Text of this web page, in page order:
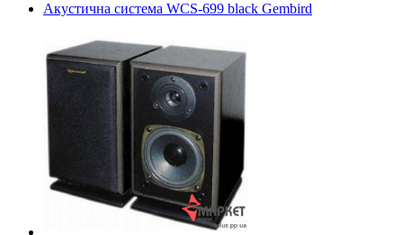
Акустична система WCS-699 black Gembird